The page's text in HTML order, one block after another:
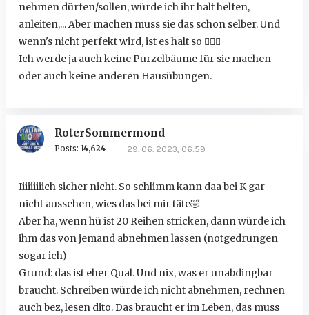
nehmen dürfen/sollen, würde ich ihr halt helfen,
anleiten,... Aber machen muss sie das schon selber. Und
wenn's nicht perfekt wird, ist es halt so 🤷🏻‍♀️
Ich werde ja auch keine Purzelbäume für sie machen
oder auch keine anderen Hausübungen.
RoterSommermond
Posts: 14,624 29. 06. 2023, 06:59
Iiiiiiiiich sicher nicht. So schlimm kann daa bei K gar
nicht aussehen, wies das bei mir täte🤣
Aber ha, wenn hü ist 20 Reihen stricken, dann würde ich
ihm das von jemand abnehmen lassen (notgedrungen
sogar ich)
Grund: das ist eher Qual. Und nix, was er unabdingbar
braucht. Schreiben würde ich nicht abnehmen, rechnen
auch bez, lesen dito. Das braucht er im Leben, das muss